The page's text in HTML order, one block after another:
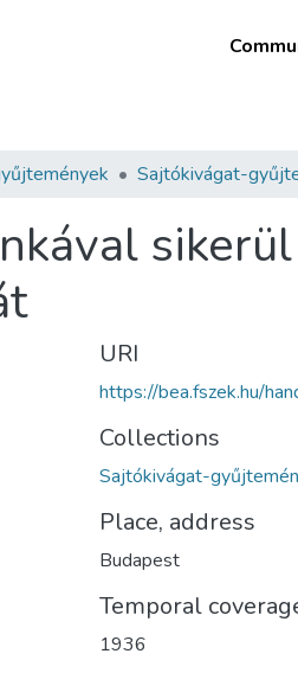
Sajtókivágat-
URI
https://bea.fszek.hu/
Collections
Sajtókivágat-
Place, address
Budapest
Temporal
1936